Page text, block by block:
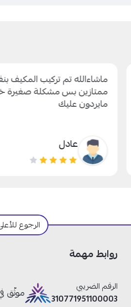
ماشاءالله تم تركيب المكيف
ممتازين بس مشكلة صغيرة
مايردون عليك
عادل
الرجوع
روابط مهمة
الرقم الضريبي
310771951100003
موثّق